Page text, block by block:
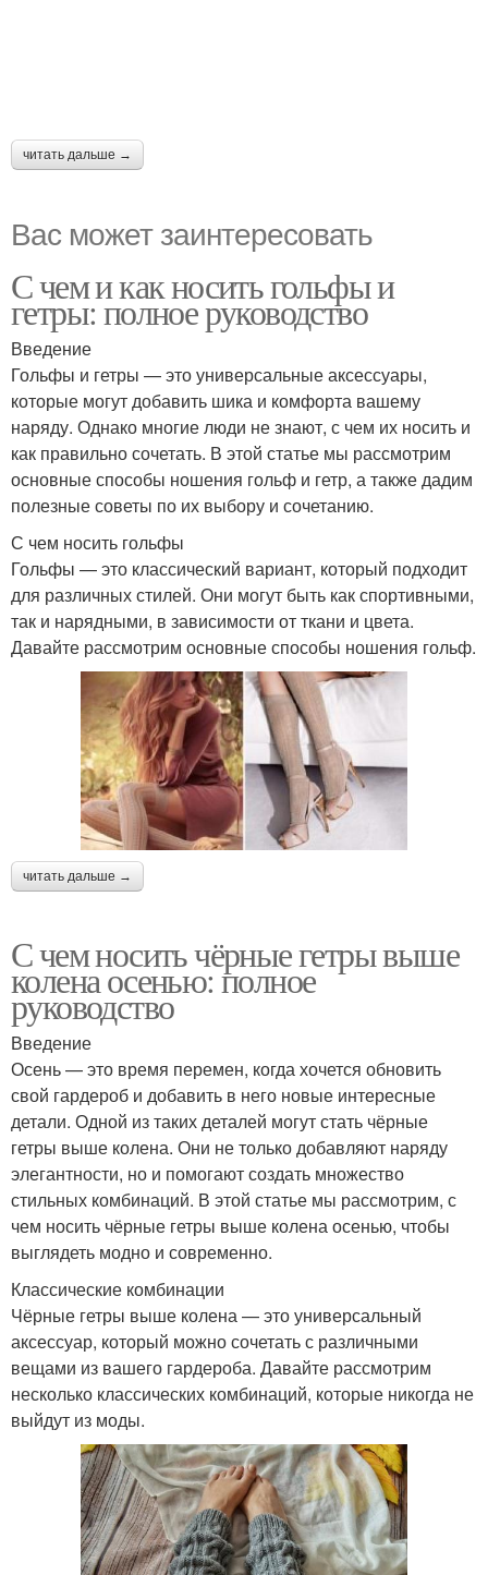
читать дальше →
Вас может заинтересовать
С чем и как носить гольфы и
гетры: полное руководство
Введение
Гольфы и гетры — это универсальные аксессуары,
которые могут добавить шика и комфорта вашему
наряду. Однако многие люди не знают, с чем их носить и
как правильно сочетать. В этой статье мы рассмотрим
основные способы ношения гольф и гетр, а также дадим
полезные советы по их выбору и сочетанию.
С чем носить гольфы
Гольфы — это классический вариант, который подходит
для различных стилей. Они могут быть как спортивными,
так и нарядными, в зависимости от ткани и цвета.
Давайте рассмотрим основные способы ношения гольф.
читать дальше →
С чем носить чёрные гетры выше
колена осенью: полное
руководство
Введение
Осень — это время перемен, когда хочется обновить
свой гардероб и добавить в него новые интересные
детали. Одной из таких деталей могут стать чёрные
гетры выше колена. Они не только добавляют наряду
элегантности, но и помогают создать множество
стильных комбинаций. В этой статье мы рассмотрим, с
чем носить чёрные гетры выше колена осенью, чтобы
выглядеть модно и современно.
Классические комбинации
Чёрные гетры выше колена — это универсальный
аксессуар, который можно сочетать с различными
вещами из вашего гардероба. Давайте рассмотрим
несколько классических комбинаций, которые никогда не
выйдут из моды.